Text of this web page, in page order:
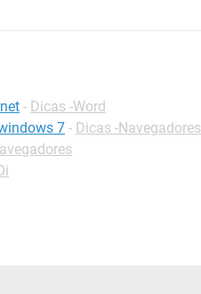
- Dicas -Word
7 - Dicas -Navegadores